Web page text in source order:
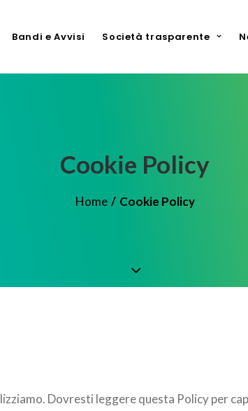
Bandi e Avvisi Società trasparente
Cookie Policy
Home Cookie Policy
Dovresti leggere questa Policy per